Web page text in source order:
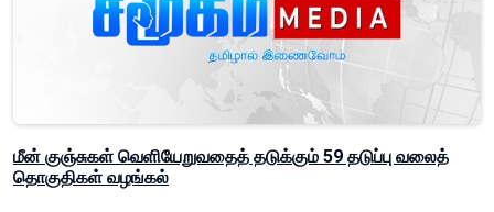
மீன் குஞ்சுகள் வெளியேறுவதைத் தடுக்கும் 59 தடுப்பு வலைத்
தொகுதிகள் வழங்கல்